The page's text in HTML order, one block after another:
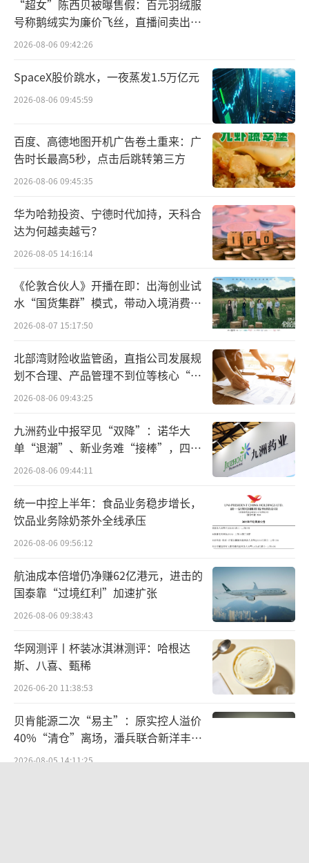
今年以来，广发银行已有多家分行因外汇
业务违规被监管部门采取行政处罚措施。
6月3日，广发银行南昌分行收到国家外汇
管理局江西省分局的一张72.13万元的罚单，涉
及的违法事实为“办理经常项目付汇业务未对
交易单证的真实性进行合理审查”。
10月15日，广发银行沈阳分行被国家外汇
管理局辽宁省分局罚款并没收违法所得共65.11
万元，处罚原因为“未按规定办理个人结汇业
务”。
11月5日，广发银行惠州分行被国家外汇管
理局惠州市分局罚没50.18万元，涉及的违法事
实为“违反规定办理资本项目资金收付”。
早在2024年12月30日，广发银行长春分行
就因涉及“违反规定办理结汇、售汇业务”的
违法行为，被国家外汇管理局吉林省分局罚款
并没收违法所得50.22万元。
业内人士表示，上述罚单暴露出广发银行
在外汇业务领域存在的严重合规漏洞，包括逃
汇、违规办理资本项目收付等痼疾。此次千万
级别罚单下发，显示有关部门监管处罚力度进
一步升级。
上严重失职
浏览广发银行今年的罚单可以发现，从1月
开始，广发银行行每月都受到处罚。3月下旬，
国家金融总局河南监管局对该行郑州分行10家
支行进行处罚，合计被罚金额达到500万元，其
“超女”陈西贝被曝售假：百元羽绒服
号称鹅绒实为廉价飞丝，直播间卖出超
百万元
2026-08-06 09:42:26
SpaceX股价跳水，一夜蒸发1.5万亿元
2026-08-06 09:45:59
百度、高德地图开机广告卷土重来：广
告时长最高5秒，点击后跳转第三方
2026-08-06 09:45:35
华为哈勃投资、宁德时代加持，天科合
达为何越卖越亏？
2026-08-05 14:16:14
《伦敦合伙人》开播在即：出海创业试
水“国货集群”模式，带动入境消费反
向种草
2026-08-07 15:17:50
北部湾财险收监管函，直指公司发展规
划不合理、产品管理不到位等核心“痛
点”
2026-08-06 09:43:25
九洲药业中报罕见“双降”：诺华大
单“退潮”、新业务难“接棒”，四大
难关待闯
2026-08-06 09:44:11
统一中控上半年：食品业务稳步增长，
饮品业务除奶茶外全线承压
2026-08-06 09:56:12
航油成本倍增仍净赚62亿港元，进击的
国泰靠“过境红利”加速扩张
2026-08-06 09:38:43
华网测评丨杯装冰淇淋测评：哈根达
斯、八喜、甄稀
2026-06-20 11:38:53
贝肯能源二次“易主”：原实控人溢价
40%“清仓”离场，潘兵联合新洋丰、
宏科百世拟入主
2026-08-05 14:11:25